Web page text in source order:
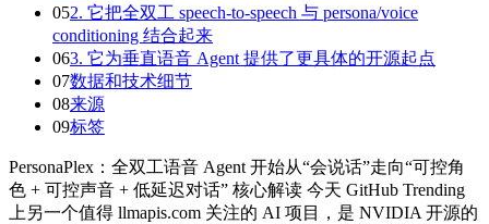
052. 它把全双工 speech-to-speech 与 persona/voice
conditioning 结合起来
063. 它为垂直语音 Agent 提供了更具体的开源起点
07数据和技术细节
08来源
09标签
PersonaPlex：全双工语音 Agent 开始从“会说话”走向“可控角
色 + 可控声音 + 低延迟对话” 核心解读 今天 GitHub Trending
上另一个值得 llmapis.com 关注的 AI 项目，是 NVIDIA 开源的